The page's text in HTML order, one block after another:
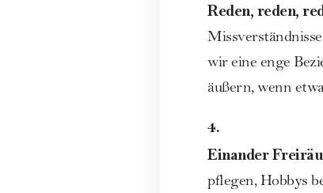
Reden, reden,
wir eine enge
äußern, wenn
4.
Einander
pflegen, Hobbys